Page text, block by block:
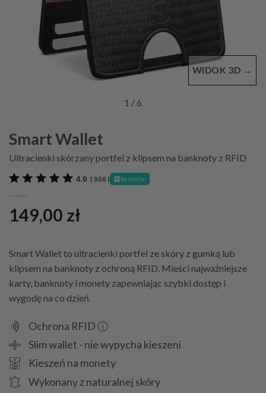
WIDOK 3D →
1 / 6
Smart Wallet
Ultracienki skórzany portfel z klipsem na banknoty z RFID
4.9 ( 956 ) Bestseller
149,00 zł
Smart Wallet to ultracienki portfel ze skóry z gumką lub
klipsem na banknoty z ochroną RFID. Mieści najważniejsze
karty, banknoty i monety zapewniając szybki dostęp i
wygodę na co dzień.
Ochrona RFID ⓘ
Slim wallet - nie wypycha kieszeni
Kieszeń na monety
Wykonany z naturalnej skóry